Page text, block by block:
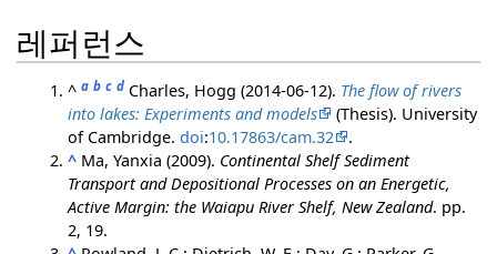
레퍼런스
^a b c d Charles, Hogg (2014-06-12). The flow of rivers
into lakes: Experiments and models
(Thesis). University
of Cambridge.doi:10.17863/cam.32
.
^ Ma, Yanxia (2009). Continental Shelf Sediment
Transport and Depositional Processes on an Energetic,
Active Margin: the Waiapu River Shelf, New Zealand. pp.
2, 19.